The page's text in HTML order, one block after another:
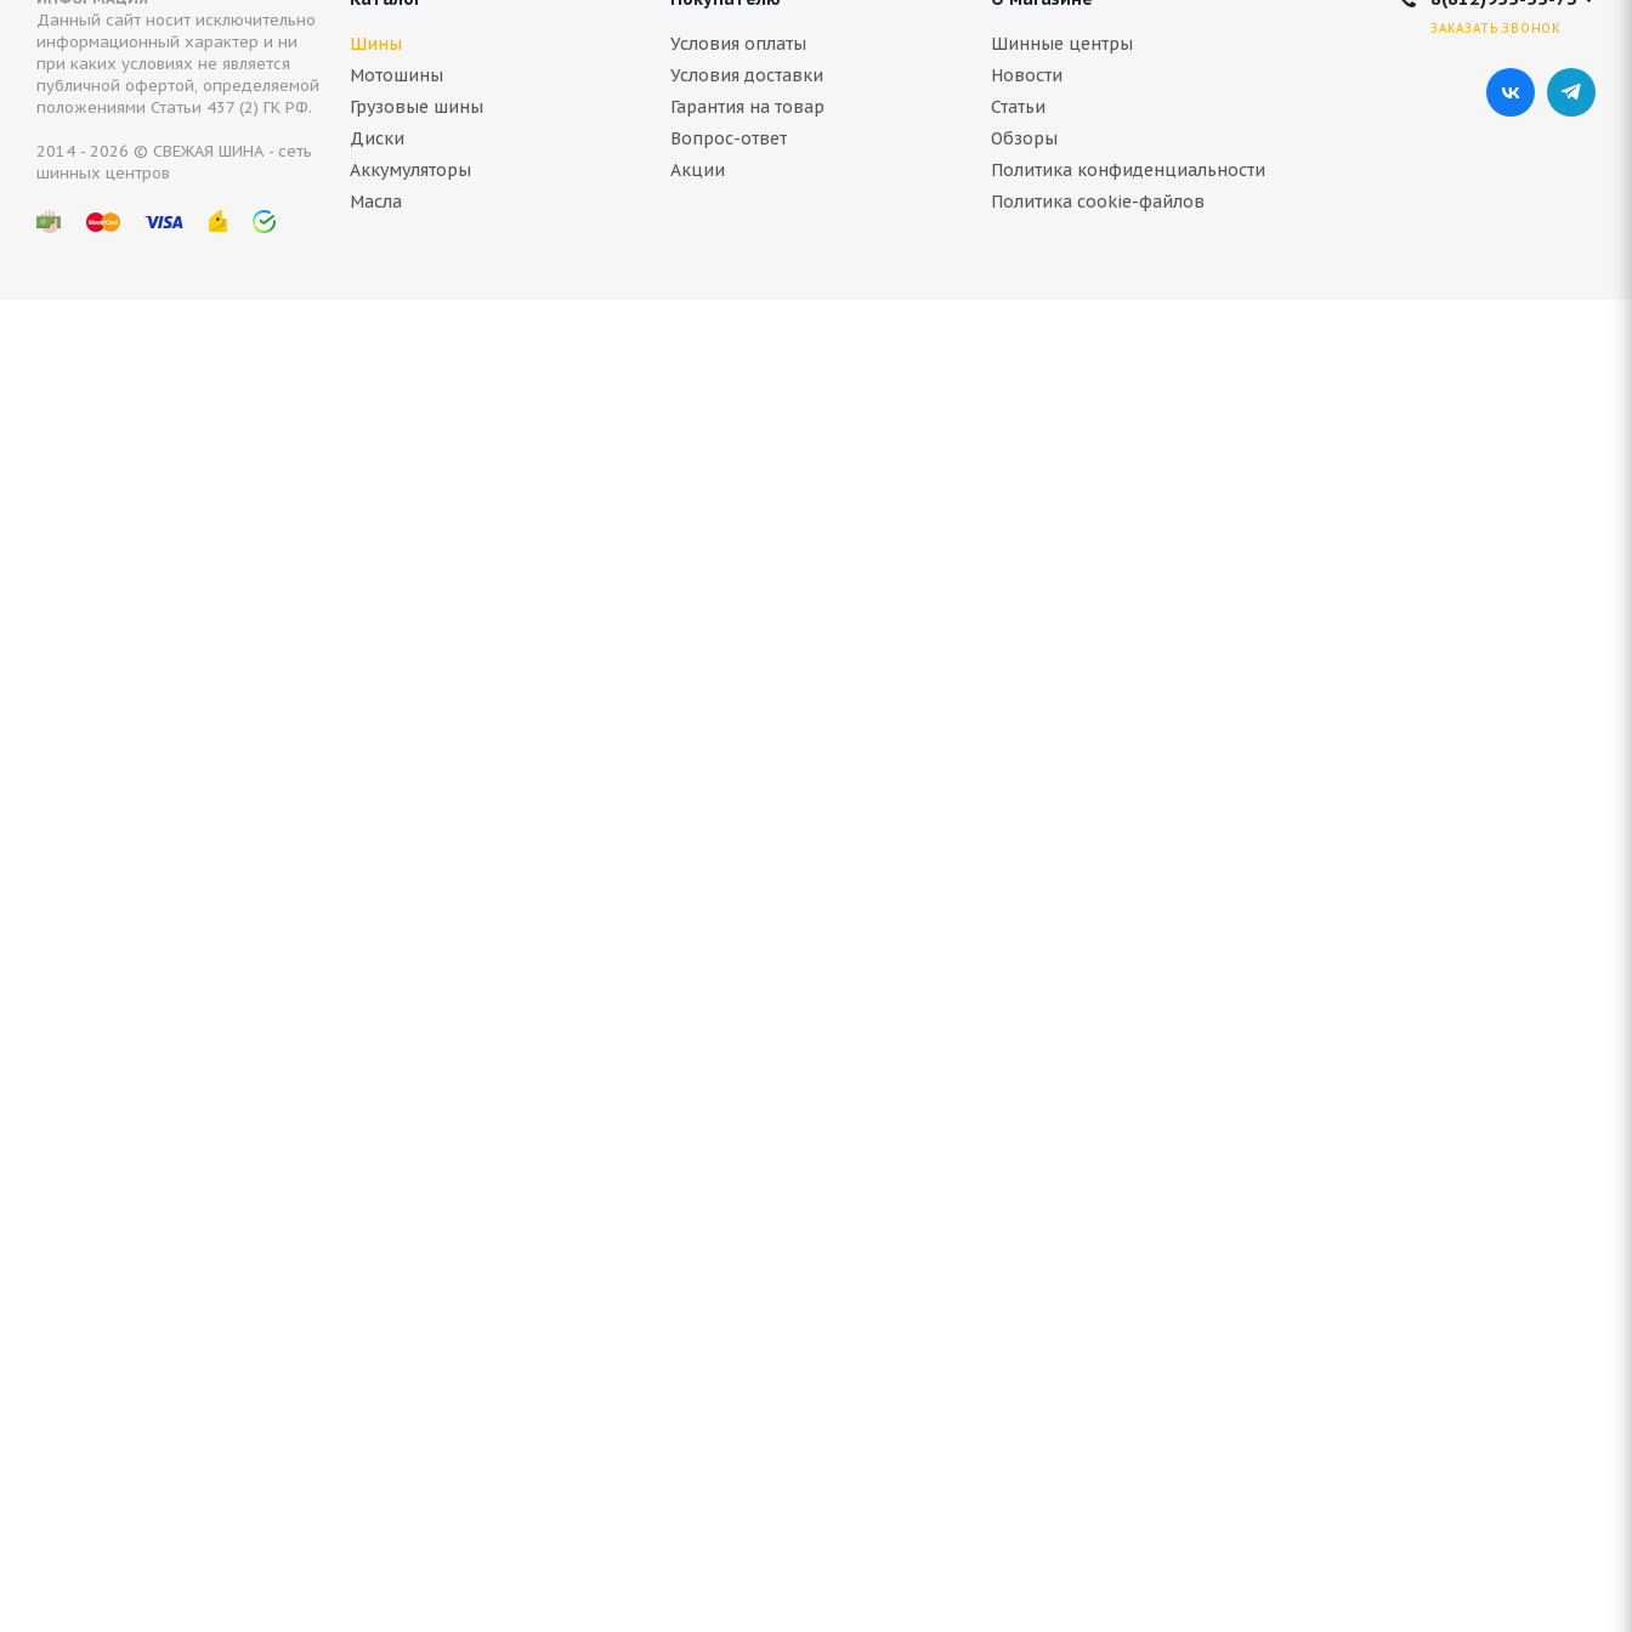
Armstrong Tru-Trac AT 215/60 R16 99V
Нет в наличии
Данный сайт носит исключительно
информационный характер и ни
при каких условиях не является
публичной офертой, определяемой
положениями Статьи 437 (2) ГК РФ.
2014 - 2026 © СВЕЖАЯ ШИНА - сеть
шинных центров
Шины
Мотошины
Грузовые шины
Диски
Аккумуляторы
Масла
Условия оплаты
Условия доставки
Гарантия на товар
Вопрос-ответ
Акции
Шинные центры
Новости
Статьи
Обзоры
Политика конфиденциальности
Политика cookie-файлов
ЗАКАЗАТЬ ЗВОНОК